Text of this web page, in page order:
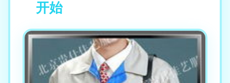
开始